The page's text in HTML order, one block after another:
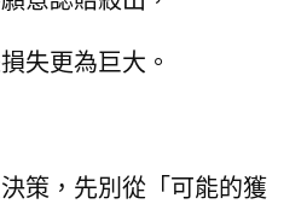
失更為巨大。
策， 先別從「可能的獲